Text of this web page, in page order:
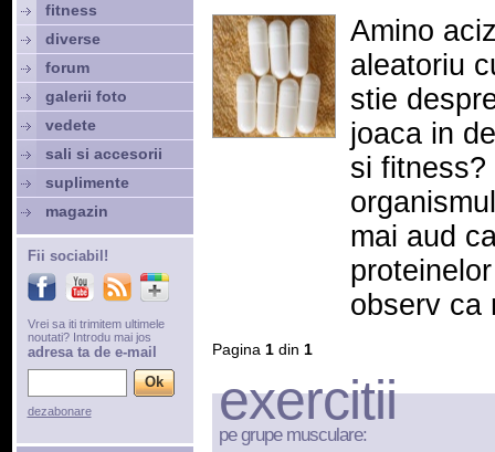
Amino
aleatoriu
stie
joaca in
si
mai aud
observ ca
Pagina 1din 1
exercitii
pe grupe musculare:
fitness
diverse
forum
galerii foto
vedete
sali si accesorii
suplimente
magazin
Fii sociabil!
Vrei sa iti trimitem ultimele
noutati? Introdu mai jos
adresa ta de e-mail
dezabonare